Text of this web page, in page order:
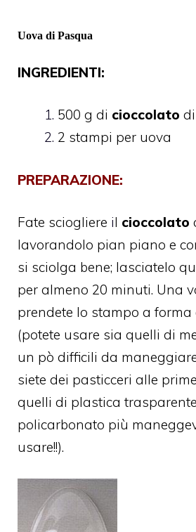
Uova di Pasqua
INGREDIENTI:
500 g di cioccolato
2 stampi per uova
PREPARAZIONE:
Fate sciogliere il cioccolato
lavorandolo pian piano e
si sciolga bene; lasciatelo
per almeno 20 minuti. Una
prendete lo stampo a forma
(potete usare sia quelli di
un pò difficili da
siete dei pasticceri alle
quelli di plastica
policarbonato più
usare!!).